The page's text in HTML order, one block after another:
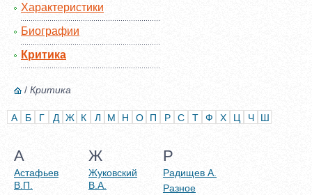
Характеристики
Биографии
Критика
/ Критика
А Б Г Д Ж К Л М Н О П Р С Т Ф Х Ц Ч Ш
А
Астафьев
В.П.
Ж
Жуковский
В.А.
Р
Радищев А.
Разное